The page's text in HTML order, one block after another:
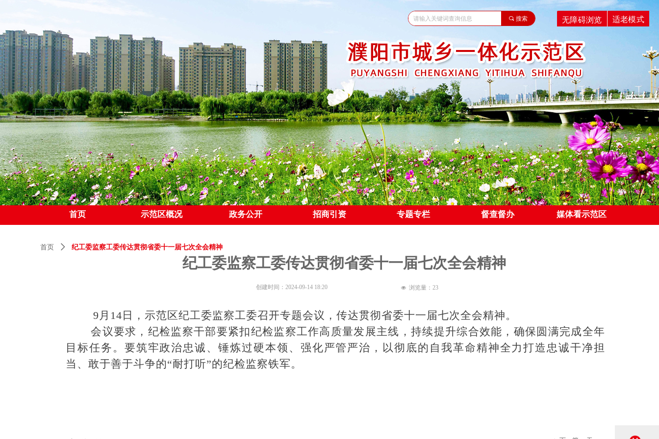
끠 搜索
首页 示范区概况 政务公开 招商引资 专题专栏 督查督办 媒体看示范区
无障碍浏览 适老模式
纪工委监察工委传达贯彻省委十一届七次全会精神
首页 ꄲ 纪工委监察工委传达贯彻省委十一届七次全会精神
9月14日，示范区纪工委监察工委召开专题会议，传达贯彻省委十一届七次全会精神。
会议要求，纪检监察干部要紧扣纪检监察工作高质量发展主线，持续提升综合效能，确保圆满完成全年
目标任务。要筑牢政治忠诚、锤炼过硬本领、强化严管严治，以彻底的自我革命精神全力打造忠诚干净担
当、敢于善于斗争的“耐打听”的纪检监察铁军。
넶 浏览量： 23
创建时间： 2024-09-14 18:20